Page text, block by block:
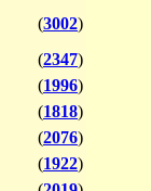
(3002)
(2347)
(1996)
(1818)
(2076)
(1922)